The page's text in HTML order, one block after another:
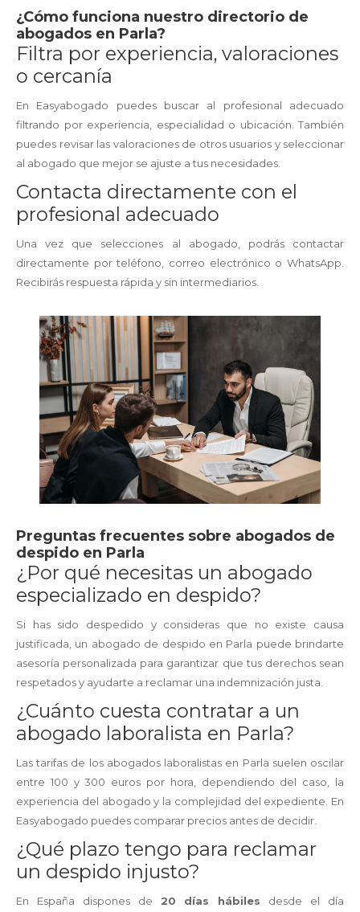
¿Cómo funciona nuestro directorio de
abogados en Parla?
Filtra por experiencia, valoraciones
o cercanía
En Easyabogado puedes buscar al profesional adecuado
filtrando por experiencia, especialidad o ubicación. También
puedes revisar las valoraciones de otros usuarios y seleccionar
al abogado que mejor se ajuste a tus necesidades.
Contacta directamente con el
profesional adecuado
Una vez que selecciones al abogado, podrás contactar
directamente por teléfono, correo electrónico o WhatsApp.
Recibirás respuesta rápida y sin intermediarios.
Preguntas frecuentes sobre abogados de
despido en Parla
¿Por qué necesitas un abogado
especializado en despido?
Si has sido despedido y consideras que no existe causa
justificada, un abogado de despido en Parla puede brindarte
asesoría personalizada para garantizar que tus derechos sean
respetados y ayudarte a reclamar una indemnización justa.
¿Cuánto cuesta contratar a un
abogado laboralista en Parla?
Las tarifas de los abogados laboralistas en Parla suelen oscilar
entre 100 y 300 euros por hora, dependiendo del caso, la
experiencia del abogado y la complejidad del expediente. En
Easyabogado puedes comparar precios antes de decidir.
¿Qué plazo tengo para reclamar
un despido injusto?
En España dispones de 20 días hábiles desde el día